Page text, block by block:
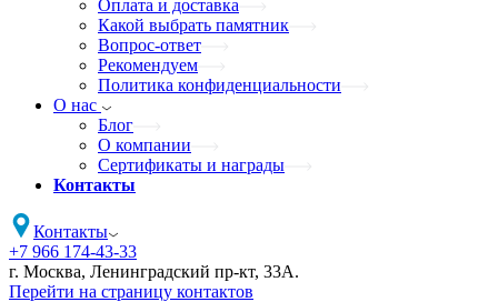
Оплата и доставка
Какой выбрать памятник
Вопрос-ответ
Рекомендуем
Политика конфиденциальности
О нас
Блог
О компании
Сертификаты и награды
Контакты
Контакты
+7 966 174-43-33
г. Москва, Ленинградский пр-кт, 33А.
Перейти на страницу контактов